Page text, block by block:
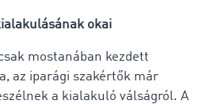
okai
mostanában kezdett
az iparági szakértők már
a kialakuló válságról. A